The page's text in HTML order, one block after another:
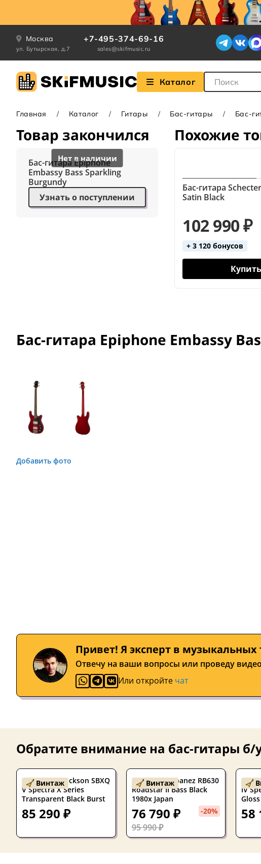
Москва
ул. Бутырская, д.7
+7-495-374-69-16
sales@skifmusic.ru
Каталог Поле для
Главная Каталог Гитары Бас-гитары Бас-
Товар закончился
Бас-гитара Epiphone
Embassy Bass Sparkling
Burgundy
Узнать о поступлении
Похожие
Бас-гитара
Satin Black
102 990 ₽
+ 3 120 бонусов
Купить
Бас-гитара Epiphone Embassy
Добавить фото
Привет! Я эксперт в музыкальных
Отвечу на ваши вопросы или проведу
Или откройте чат
Обратите внимание на бас-гитары б/
Винтаж
Бас-гитара Jackson SBXQ
V Spectra X Series
Transparent Black Burst
85 290 ₽
Винтаж
Бас-гитара Ibanez RB630
Roadstar II Bass Black
1980x Japan
76 790 ₽ -20%
95 990 ₽
Бас-
IV
58